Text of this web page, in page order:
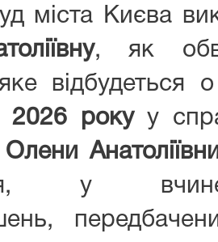
міста Києва
, як
відбудеться
рокуу
у